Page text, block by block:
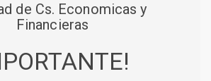
de Cs. Economicas y
Financieras